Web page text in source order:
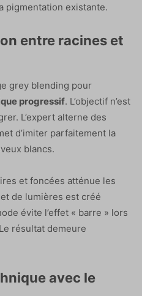
pigmentation existante.
entre racines et
grey blending pour
progressif. L’objectif n’est
L’expert alterne des
d’imiter parfaitement la
blancs.
et foncées atténue les
de lumières est créé
évite l’effet « barre » lors
résultat demeure
avec le